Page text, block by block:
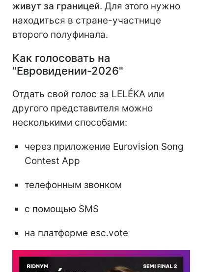
живут за границей. Для этого нужно
находиться в стране-участнице
второго полуфинала.
Как голосовать на
"Евровидении-2026"
Отдать свой голос за LELÉKA или
другого представителя можно
несколькими способами:
через приложение Eurovision Song
Contest App
телефонным звонком
с помощью SMS
на платформе esc.vote